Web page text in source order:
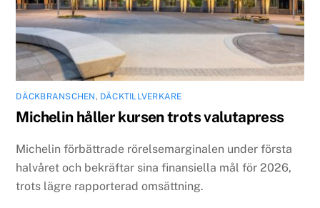
DÄCKBRANSCHEN , DÄCKTILLVERKARE
Michelin håller kursen trots valutapress
Michelin förbättrade rörelsemarginalen under första
halvåret och bekräftar sina finansiella mål för 2026,
trots lägre rapporterad omsättning.